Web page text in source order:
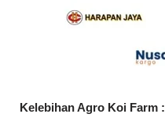
Kelebihan Agro Koi Farm :